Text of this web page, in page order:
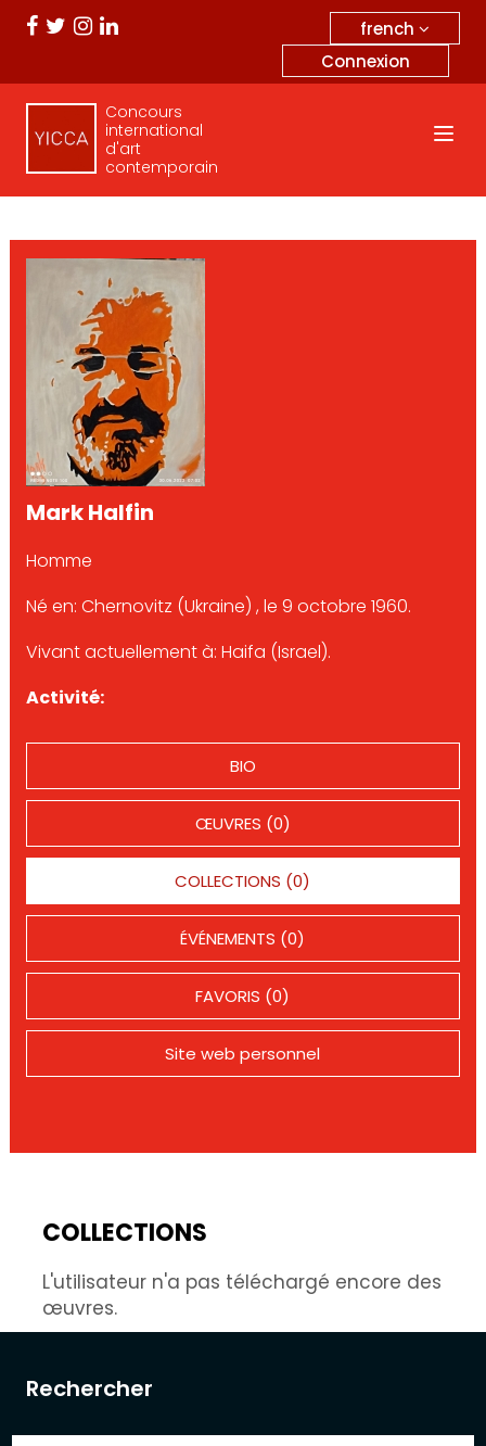
french
Connexion
Concours
international
d'art
contemporain
Rechercher
Mark Halfin
Homme
Né en: Chernovitz (Ukraine) , le 9 octobre 1960.
Vivant actuellement à: Haifa (Israel).
Activité:
BIO
ŒUVRES (0)
COLLECTIONS (0)
ÉVÉNEMENTS (0)
FAVORIS (0)
Site web personnel
COLLECTIONS
L'utilisateur n'a pas téléchargé encore des
œuvres.